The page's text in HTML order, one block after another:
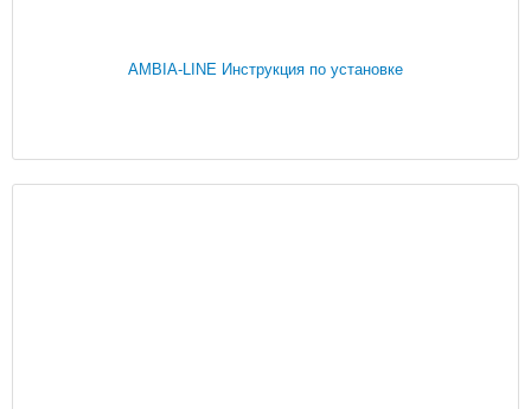
AMBIA-LINE Инструкция по установке